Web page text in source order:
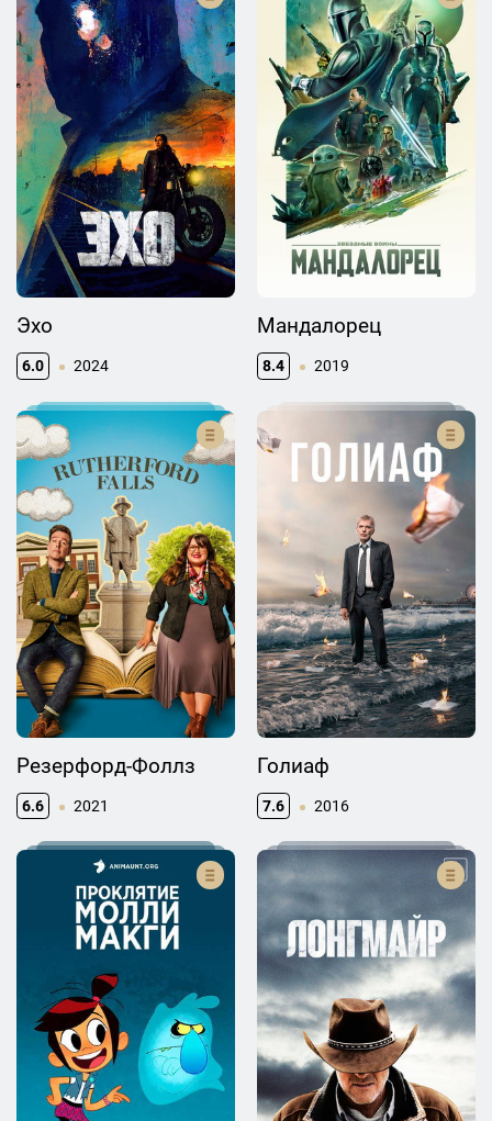
Эхо
6.0 2024
Мандалорец
8.4 2019
Резерфорд-Фоллз
6.6 2021
Голиаф
7.6 2016